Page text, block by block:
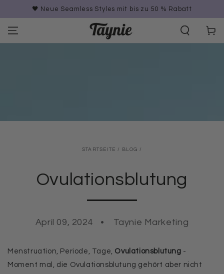
ZUM INHALT
SPRINGEN
STERN Testsieger 2026 | ⭐️ 4,61 Bewertungen
STARTSEITE / BLOG /
Ovulationsblutung
April 09, 2024 Taynie Marketing
Menstruation, Periode, Tage, Ovulationsblutung -
Moment mal, die Ovulationsblutung gehört aber nicht